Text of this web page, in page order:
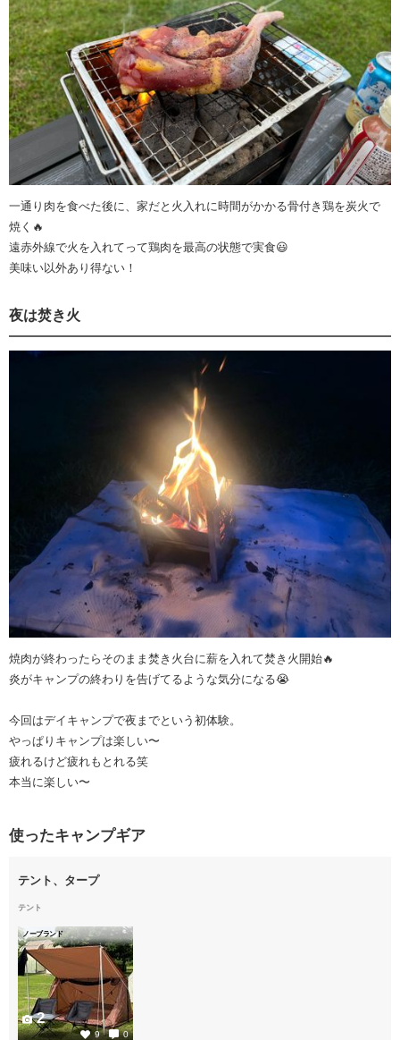
一通り肉を食べた後に、家だと火入れに時間がかかる骨付き鶏を炭火で
焼く🔥
遠赤外線で火を入れてって鶏肉を最高の状態で実食😃
美味い以外あり得ない！
夜は焚き火
焼肉が終わったらそのまま焚き火台に薪を入れて焚き火開始🔥
炎がキャンプの終わりを告げてるような気分になる😭
今回はデイキャンプで夜までという初体験。
やっぱりキャンプは楽しい〜
疲れるけど疲れもとれる笑
本当に楽しい〜
使ったキャンプギア
テント、タープ
テント
ノーブランド
9 0
2